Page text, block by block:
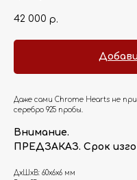
42 000 р.
Даже сами Chrome Hearts не
серебро 925 пробы.
Внимание.
ПРЕДЗАКАЗ. Срок
ДxШxВ: 60x6x6 мм